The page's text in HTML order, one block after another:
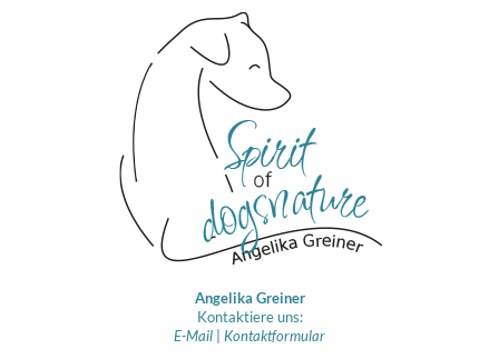
Angelika Greiner
Kontaktiere uns:
E-Mail
Kontaktformular